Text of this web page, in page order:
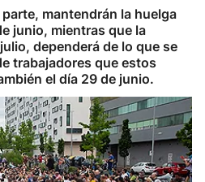
mantendrán la huelga
junio, mientras que la
dependerá de lo que se
trabajadores que estos
el día 29 de junio.